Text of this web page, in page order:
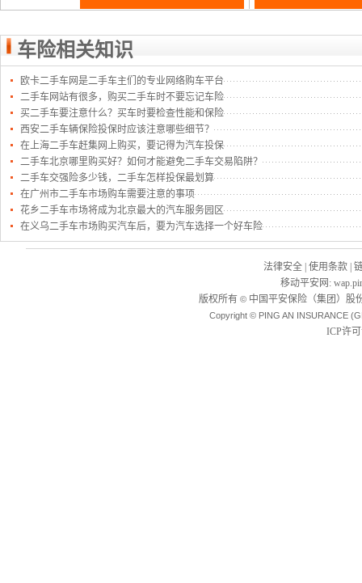
车险相关知识
欧卡二手车网是二手车主们的专业网络购车平台
二手车网站有很多，购买二手车时不要忘记车险
买二手车要注意什么？买车时要检查性能和保险
西安二手车辆保险投保时应该注意哪些细节？
在上海二手车赶集网上购买，要记得为汽车投保
二手车北京哪里购买好？如何才能避免二手车交易陷阱？
二手车交强险多少钱，二手车怎样投保最划算
在广州市二手车市场购车需要注意的事项
花乡二手车市场将成为北京最大的汽车服务园区
在义乌二手车市场购买汽车后，要为汽车选择一个好车险
法律安全 使用条款
移动平安网 :
版权所有 ©中国平安保险（集团）股
Copyright © PING AN INSURANCE
ICP许